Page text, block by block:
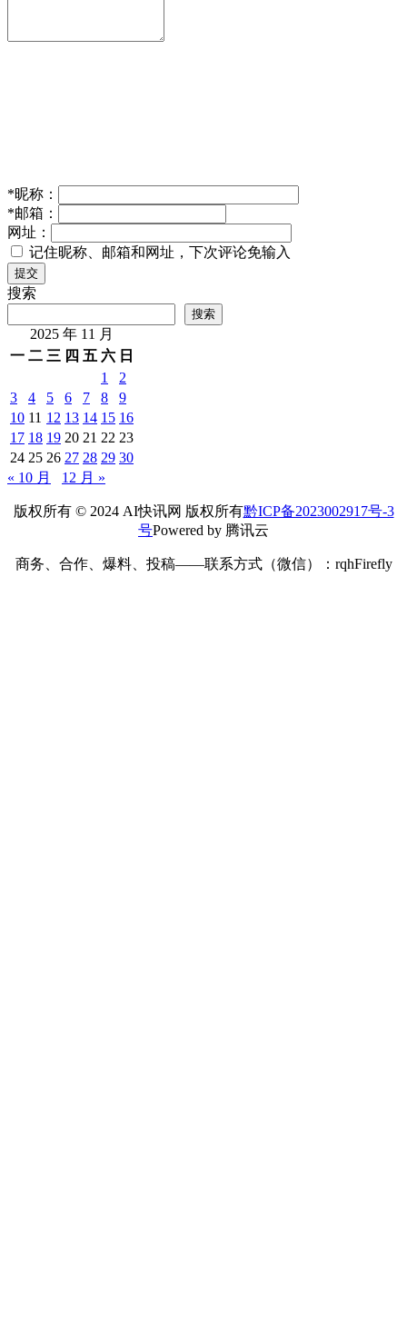
*昵称：
*邮箱：
网址：
记住昵称、邮箱和网址，下次评论免输入
提交
搜索
搜索
2025 年 11 月
一 二 三 四 五 六 日
1
2
3
4 5 6 7 8
9
10 11 12 13 14 15 16
17 18 19 20 21 22 23
24 25 26 27 28 29 30
« 10 月
12 月 »
版权所有 © 2024 AI快讯网 版权所有黔ICP备2023002917号-3
号Powered by 腾讯云
商务、合作、爆料、投稿——联系方式（微信）：rqhFirefly